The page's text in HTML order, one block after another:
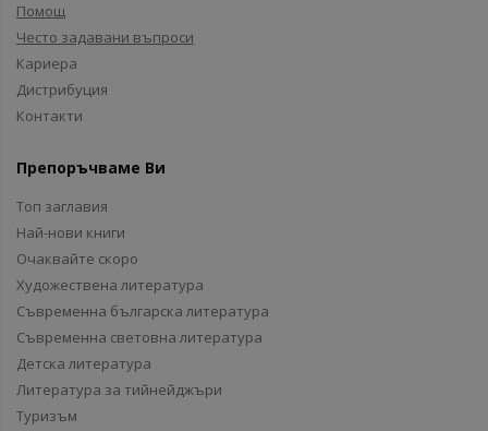
Помощ
Често задавани въпроси
Кариера
Дистрибуция
Контакти
Препоръчваме Ви
Топ заглавия
Най-нови книги
Очаквайте скоро
Художествена литература
Съвременна българска литература
Съвременна световна литература
Детска литература
Литература за тийнейджъри
Туризъм